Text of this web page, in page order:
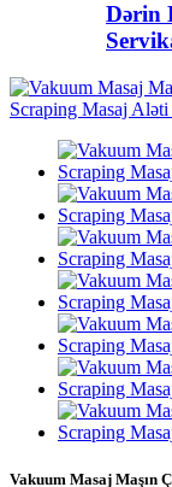
Dərin
Vakuum Masaj Maşın